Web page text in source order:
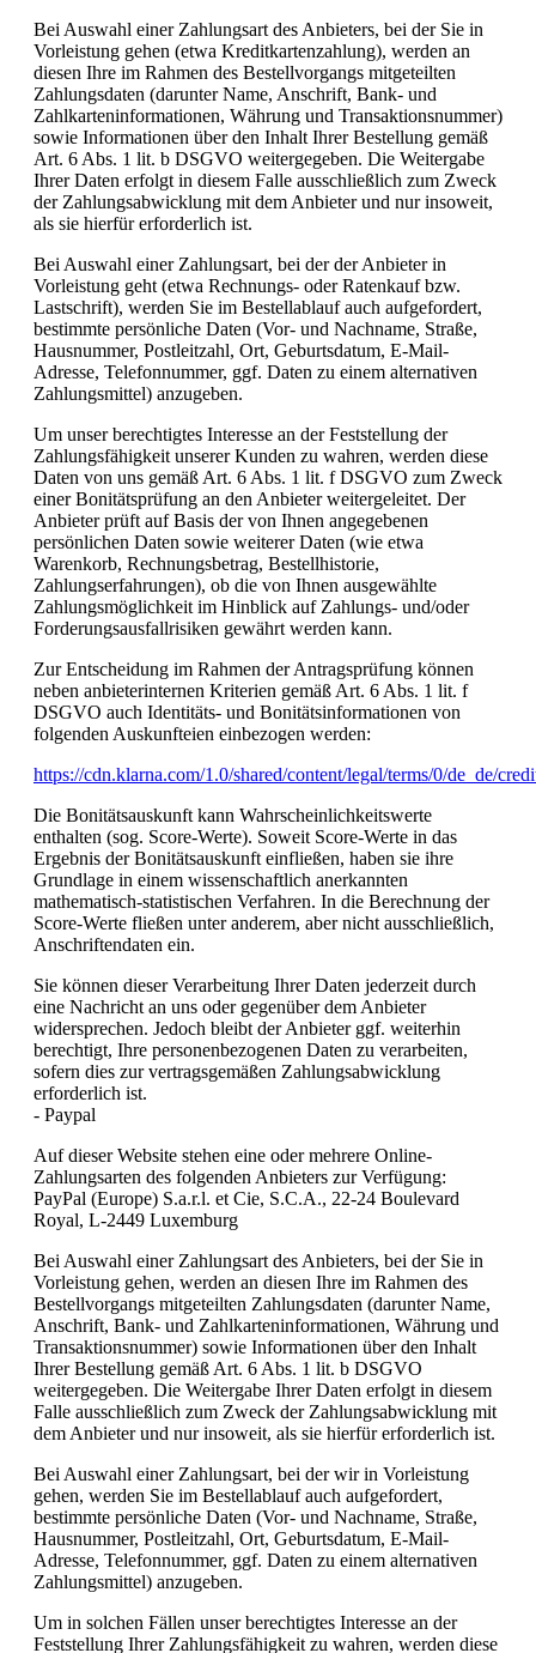
Bei Auswahl einer Zahlungsart des Anbieters, bei der Sie in
Vorleistung gehen (etwa Kreditkartenzahlung), werden an
diesen Ihre im Rahmen des Bestellvorgangs mitgeteilten
Zahlungsdaten (darunter Name, Anschrift, Bank- und
Zahlkarteninformationen, Währung und Transaktionsnummer)
sowie Informationen über den Inhalt Ihrer Bestellung gemäß
Art. 6 Abs. 1 lit. b DSGVO weitergegeben. Die Weitergabe
Ihrer Daten erfolgt in diesem Falle ausschließlich zum Zweck
der Zahlungsabwicklung mit dem Anbieter und nur insoweit,
als sie hierfür erforderlich ist.
Bei Auswahl einer Zahlungsart, bei der der Anbieter in
Vorleistung geht (etwa Rechnungs- oder Ratenkauf bzw.
Lastschrift), werden Sie im Bestellablauf auch aufgefordert,
bestimmte persönliche Daten (Vor- und Nachname, Straße,
Hausnummer, Postleitzahl, Ort, Geburtsdatum, E-Mail-
Adresse, Telefonnummer, ggf. Daten zu einem alternativen
Zahlungsmittel) anzugeben.
Um unser berechtigtes Interesse an der Feststellung der
Zahlungsfähigkeit unserer Kunden zu wahren, werden diese
Daten von uns gemäß Art. 6 Abs. 1 lit. f DSGVO zum Zweck
einer Bonitätsprüfung an den Anbieter weitergeleitet. Der
Anbieter prüft auf Basis der von Ihnen angegebenen
persönlichen Daten sowie weiterer Daten (wie etwa
Warenkorb, Rechnungsbetrag, Bestellhistorie,
Zahlungserfahrungen), ob die von Ihnen ausgewählte
Zahlungsmöglichkeit im Hinblick auf Zahlungs- und/oder
Forderungsausfallrisiken gewährt werden kann.
Zur Entscheidung im Rahmen der Antragsprüfung können
neben anbieterinternen Kriterien gemäß Art. 6 Abs. 1 lit. f
DSGVO auch Identitäts- und Bonitätsinformationen von
folgenden Auskunfteien einbezogen werden:
https://cdn.klarna.com/1.0/shared/content/legal/terms/0/de_de/
Die Bonitätsauskunft kann Wahrscheinlichkeitswerte
enthalten (sog. Score-Werte). Soweit Score-Werte in das
Ergebnis der Bonitätsauskunft einfließen, haben sie ihre
Grundlage in einem wissenschaftlich anerkannten
mathematisch-statistischen Verfahren. In die Berechnung der
Score-Werte fließen unter anderem, aber nicht ausschließlich,
Anschriftendaten ein.
Sie können dieser Verarbeitung Ihrer Daten jederzeit durch
eine Nachricht an uns oder gegenüber dem Anbieter
widersprechen. Jedoch bleibt der Anbieter ggf. weiterhin
berechtigt, Ihre personenbezogenen Daten zu verarbeiten,
sofern dies zur vertragsgemäßen Zahlungsabwicklung
erforderlich ist.
- Paypal
Auf dieser Website stehen eine oder mehrere Online-
Zahlungsarten des folgenden Anbieters zur Verfügung:
PayPal (Europe) S.a.r.l. et Cie, S.C.A., 22-24 Boulevard
Royal, L-2449 Luxemburg
Bei Auswahl einer Zahlungsart des Anbieters, bei der Sie in
Vorleistung gehen, werden an diesen Ihre im Rahmen des
Bestellvorgangs mitgeteilten Zahlungsdaten (darunter Name,
Anschrift, Bank- und Zahlkarteninformationen, Währung und
Transaktionsnummer) sowie Informationen über den Inhalt
Ihrer Bestellung gemäß Art. 6 Abs. 1 lit. b DSGVO
weitergegeben. Die Weitergabe Ihrer Daten erfolgt in diesem
Falle ausschließlich zum Zweck der Zahlungsabwicklung mit
dem Anbieter und nur insoweit, als sie hierfür erforderlich ist.
Bei Auswahl einer Zahlungsart, bei der wir in Vorleistung
gehen, werden Sie im Bestellablauf auch aufgefordert,
bestimmte persönliche Daten (Vor- und Nachname, Straße,
Hausnummer, Postleitzahl, Ort, Geburtsdatum, E-Mail-
Adresse, Telefonnummer, ggf. Daten zu einem alternativen
Zahlungsmittel) anzugeben.
Um in solchen Fällen unser berechtigtes Interesse an der
Feststellung Ihrer Zahlungsfähigkeit zu wahren, werden diese